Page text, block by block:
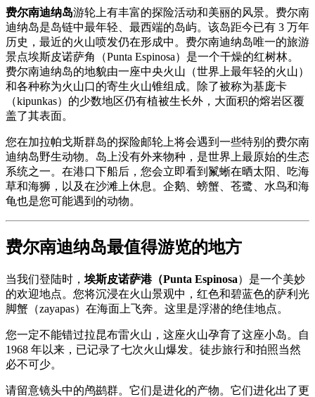
费尔南迪纳岛游轮上有丰富的探险活动和美丽的风景。费尔南
迪纳岛是岛链中最年轻、最西端的岛屿。该岛距今已有 3 万年
历史，最近的火山喷发仍在形成中。费尔南迪纳岛唯一的旅游
景点埃斯皮诺萨角（Punta Espinosa）是一个干燥的红树林。
费尔南迪纳岛的地貌由一座中央火山（世界上最年轻的火山）
和各种称为火山口的寄生火山锥组成。除了被称为基庞卡
（kipunkas）的少数地区仍有植被生长外，大面积的熔岩区覆
盖了其表面。
您在加拉帕戈斯群岛的探险邮轮上将会遇到一些特别的费尔南
迪纳岛野生动物。岛上没有外来物种，是世界上最原始的生态
系统之一。在港口下船后，您会立即看到鬣蜥在晒太阳、吃海
草和海狮，以及在沙滩上休息。企鹅、螃蟹、苍鹭、水鸟和海
龟也是您可能遇到的动物。
费尔南迪纳岛最值得游览的地方
当我们登陆时， 埃斯皮诺萨港（Punta Espinosa）是一个美妙
的欢迎地点。您将沉浸在火山景观中，红色和碧蓝色的萨利光
脚蟹（zayapas）在海面上飞奔。这里是浮潜的绝佳地点。
您一定不能错过拉昆布雷火山，这座火山孕育了这座小岛。自
1968 年以来，已记录了七次火山爆发。徒步旅行和拍照当然
必不可少。
请留意镜头中的鸬鹚群。它们是进化的产物。它们进化出了更